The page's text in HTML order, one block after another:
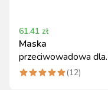
61.41 zł
Maska
przeciwowadowa dla
konia, czarny, roz. Full,
(12)